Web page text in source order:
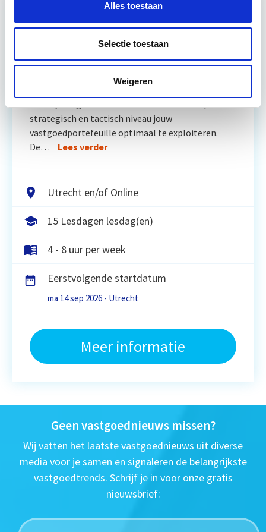
Alles toestaan
Selectie toestaan
Weigeren
Vastgoedmanagement
De opleiding Vastgoedmanagement biedt een
helder, integraal denk- en werkmodel om op
strategisch en tactisch niveau jouw
vastgoedportefeuille optimaal te exploiteren.
De…
Lees verder
Utrecht en/of Online
15 Lesdagen lesdag(en)
4 - 8 uur per week
Eerstvolgende startdatum
ma 14 sep 2026 - Utrecht
Meer informatie
Geen vastgoednieuws missen?
Wij vatten het laatste vastgoednieuws uit diverse
media voor je samen en signaleren de belangrijkste
vastgoedtrends. Schrijf je in voor onze gratis
nieuwsbrief: